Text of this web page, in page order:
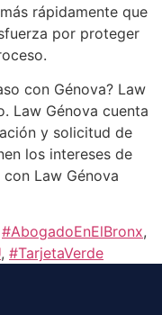
rápidamente que
por proteger
con Génova? Law
Law Génova cuenta
y solicitud de
los intereses de
Law Génova
#AbogadoEnElBronx,
, #TarjetaVerde